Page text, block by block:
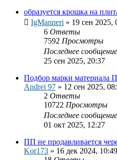
образуется крошка на
IgManneri » 19 сен 2025,
6 Ответы
7592 Просмотры
Последнее сообщение
25 сен 2025, 20:37
Подбор марки материала
Andrei 97 » 12 сен 2025,
2 Ответы
10722 Просмотры
Последнее сообщение
01 окт 2025, 12:27
ПП не продавливается
Kor173 » 16 дек 2024, 10:49